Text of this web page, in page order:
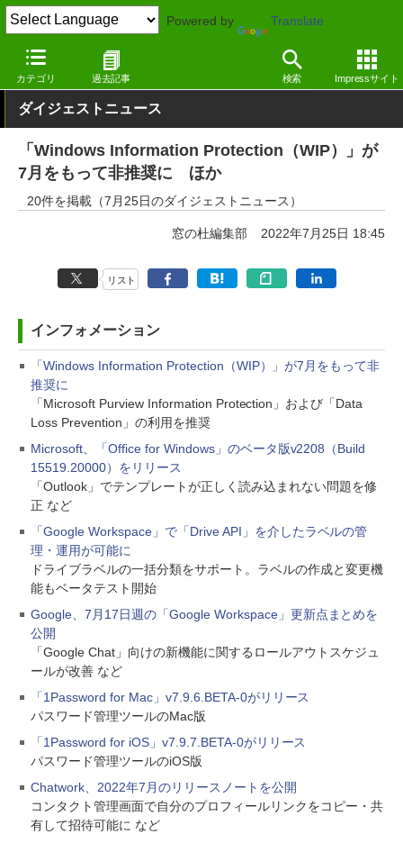
Powered by Translate
カテゴリ 過去記事 検索 Impressサイト
窓の杜 その他の話題 アップデート
ダイジェストニュース
「Windows Information Protection（WIP）」が
7月をもって非推奨に ほか
20件を掲載（7月25日のダイジェストニュース）
窓の杜編集部 2022年7月25日 18:45
リスト
インフォメーション
「Windows Information Protection（WIP）」が7月をもって非
推奨に
「Microsoft Purview Information Protection」および「Data
Loss Prevention」の利用を推奨
Microsoft、「Office for Windows」のベータ版v2208（Build
15519.20000）をリリース
「Outlook」でテンプレートが正しく読み込まれない問題を修
正 など
「Google Workspace」で「Drive API」を介したラベルの管
理・運用が可能に
ドライブラベルの一括分類をサポート。ラベルの作成と変更機
能もベータテスト開始
Google、7月17日週の「Google Workspace」更新点まとめを
公開
「Google Chat」向けの新機能に関するロールアウトスケジュ
ールが改善 など
「1Password for Mac」v7.9.6.BETA-0がリリース
パスワード管理ツールのMac版
「1Password for iOS」v7.9.7.BETA-0がリリース
パスワード管理ツールのiOS版
Chatwork、2022年7月のリリースノートを公開
コンタクト管理画面で自分のプロフィールリンクをコピー・共
有して招待可能に など